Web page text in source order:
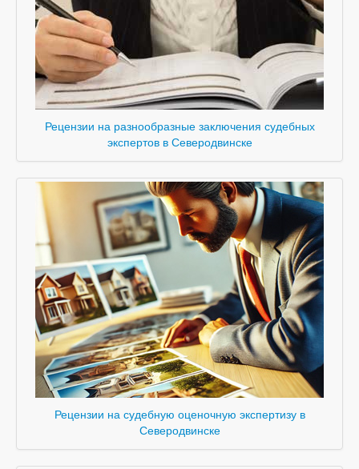
Рецензии на разнообразные заключения судебных
экспертов в Северодвинске
Рецензии на судебную оценочную экспертизу в
Северодвинске